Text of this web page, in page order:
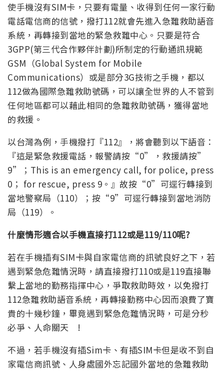
使手機沒有SIM卡，只要有電量、收得到任何一家行動
電話電信商的信號，撥打112就會先進入急難救助語音
系統，再轉接到當地的緊急救難中心。只要是符合
3GPP(第三代合作夥伴計劃)所制定的行動通訊規範
GSM（Global System for Mobile
Communications）或是部分3G技術之手機，都以
112做為國際急難救助號碼，可以讓全世界的人不管到
任何地區都可以藉此相同的急難救助號碼，獲得當地
的救援。
以台灣為例，手機撥打『112』，將會聽到以下語音：
『這是緊急救援電話，報警請按“0”，救援請按”
9”；This is an emergency call, for police, press
0； for rescue, press 9。』故按“0”可逕行轉接到
當地警察局（110）；按“9”可逕行轉接到當地消防
局（119）。
什麼情形適合以手機直接打112或是119/110呢?
若在手機插有SIM卡與自家電信商的訊號良好之下，若
遇到緊急危難情況時，請直接撥打110或是119直接聯
繫上當地的勤務指揮中心，爭取救助時效，以免撥打
112急難救助語音系統，再轉接勤務中心因而浪費了寶
貴的十幾秒鐘，畢竟遇到緊急危難情況時，可是分秒
必爭、人命關天 !
不過，若手機沒有插Sim卡、有插SIM卡但是收不到自
家電信商訊號、人身處國外忘記國外當地的急難救助